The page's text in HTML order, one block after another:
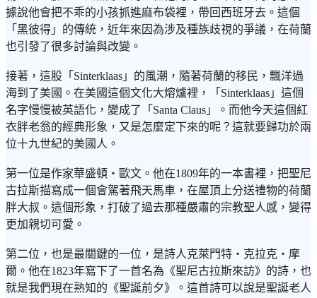
據說他會把不乖的小孩抓進麻布袋裡，帶回西班牙去。這個
「黑彼得」的傳統，近年來因為涉及種族歧視的爭議，在荷蘭
也引發了很多討論與改變。
接著，這股「Sinterklaas」的風潮，隨著荷蘭的移民，飄洋過
海到了美國。在美國這個文化大熔爐裡，「Sinterklaas」這個
名字慢慢被英語化，變成了「Santa Claus」。而他今天這個紅
衣胖老翁的經典形象，又是怎麼定下來的呢？這就要歸功於兩
位十九世紀的美國人。
第一位是作家華盛頓・歐文。他在1809年的一本書裡，把聖尼
古拉斯描寫成一個會駕著飛天馬車，在屋頂上分送禮物的荷蘭
胖大叔。這個形象，打破了過去那種嚴肅的宗教聖人感，變得
更加親切可愛。
第二位，也是最關鍵的一位，是詩人克萊門特・克拉克・摩
爾。他在1823年寫下了一首名為《聖尼古拉斯來訪》的詩，也
就是我們現在熟知的《聖誕前夕》。這首詩可以說是聖誕老人